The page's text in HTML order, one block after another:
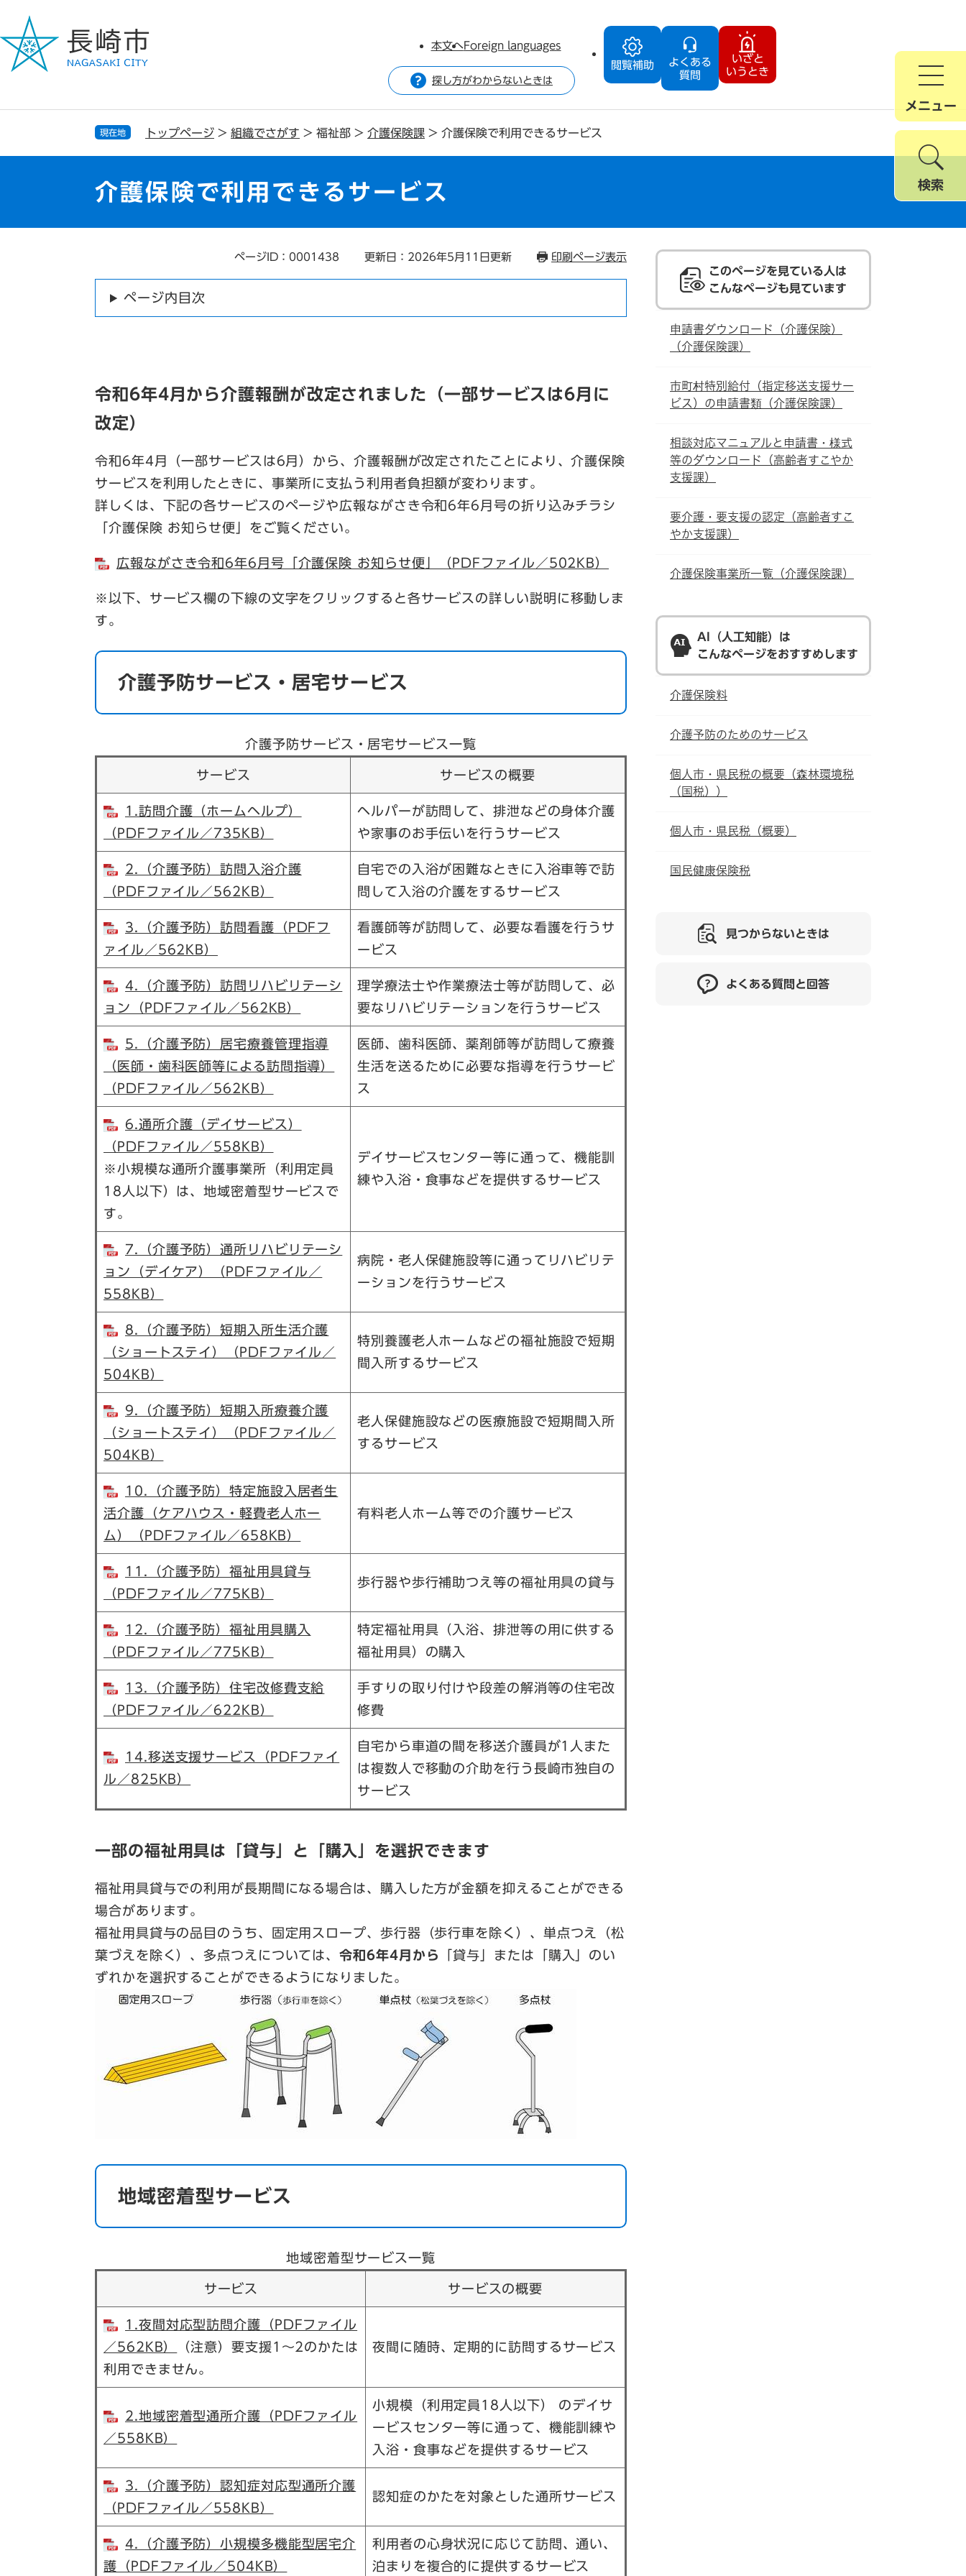
ジ
で
ュ
ば
閲覧補助
よくある
質問
いざと
いうとき
本文へForeign languages
探し方がわからないときは
メニュー
検索
現在地 トップページ > 組織でさがす > 福祉部 > 介護保険課 > 介護保険で利用できるサービス
介護保険で利用できるサービス
ページID：0001438 更新日：2026年5月11日更新 印刷ページ表示
ページ内目次
令和6年4月から介護報酬が改定されました（一部サービスは6月に
改定）
令和6年4月（一部サービスは6月）から、介護報酬が改定されたことにより、介護保険
サービスを利用したときに、事業所に支払う利用者負担額が変わります。
詳しくは、下記の各サービスのページや広報ながさき令和6年6月号の折り込みチラシ
「介護保険 お知らせ便」をご覧ください。
広報ながさき令和6年6月号「介護保険 お知らせ便」（PDFファイル／502KB）
※以下、サービス欄の下線の文字をクリックすると各サービスの詳しい説明に移動しま
す。
介護予防サービス・居宅サービス
介護予防サービス・居宅サービス一覧
サービス サービスの概要
1.訪問介護（ホームヘルプ）
（PDFファイル／735KB）
ヘルパーが訪問して、排泄などの身体介護
や家事のお手伝いを行うサービス
2.（介護予防）訪問入浴介護
（PDFファイル／562KB）
自宅での入浴が困難なときに入浴車等で訪
問して入浴の介護をするサービス
3.（介護予防）訪問看護（PDFフ
ァイル／562KB）
看護師等が訪問して、必要な看護を行うサ
ービス
4.（介護予防）訪問リハビリテーシ
ョン（PDFファイル／562KB）
理学療法士や作業療法士等が訪問して、必
要なリハビリテーションを行うサービス
5.（介護予防）居宅療養管理指導
（医師・歯科医師等による訪問指導）
（PDFファイル／562KB）
医師、歯科医師、薬剤師等が訪問して療養
生活を送るために必要な指導を行うサービ
ス
6.通所介護（デイサービス）
（PDFファイル／558KB）
※小規模な通所介護事業所（利用定員
18人以下）は、地域密着型サービスで
す。
デイサービスセンター等に通って、機能訓
練や入浴・食事などを提供するサービス
7.（介護予防）通所リハビリテーシ
ョン（デイケア）（PDFファイル／
558KB）
病院・老人保健施設等に通ってリハビリテ
ーションを行うサービス
8.（介護予防）短期入所生活介護
（ショートステイ）（PDFファイル／
504KB）
特別養護老人ホームなどの福祉施設で短期
間入所するサービス
9.（介護予防）短期入所療養介護
（ショートステイ）（PDFファイル／
504KB）
老人保健施設などの医療施設で短期間入所
するサービス
10.（介護予防）特定施設入居者生
活介護（ケアハウス・軽費老人ホー
ム）（PDFファイル／658KB）
有料老人ホーム等での介護サービス
11.（介護予防）福祉用具貸与
（PDFファイル／775KB）
歩行器や歩行補助つえ等の福祉用具の貸与
12.（介護予防）福祉用具購入
（PDFファイル／775KB）
特定福祉用具（入浴、排泄等の用に供する
福祉用具）の購入
13.（介護予防）住宅改修費支給
（PDFファイル／622KB）
手すりの取り付けや段差の解消等の住宅改
修費
14.移送支援サービス（PDFファイ
ル／825KB）
自宅から車道の間を移送介護員が1人また
は複数人で移動の介助を行う長崎市独自の
サービス
一部の福祉用具は「貸与」と「購入」を選択できます
福祉用具貸与での利用が長期間になる場合は、購入した方が金額を抑えることができる
場合があります。
福祉用具貸与の品目のうち、固定用スロープ、歩行器（歩行車を除く）、単点つえ（松
葉づえを除く）、多点つえについては、令和6年4月から
「貸与」または「購入」のい
ずれかを選択することができるようになりました。
地域密着型サービス
地域密着型サービス一覧
サービス サービスの概要
1.夜間対応型訪問介護（PDFファイル
／562KB）
（注意）要支援1～2のかたは
利用できません。
夜間に随時、定期的に訪問するサービス
2.地域密着型通所介護（PDFファイル
／558KB）
小規模（利用定員18人以下） のデイサ
ービスセンター等に通って、機能訓練や
入浴・食事などを提供するサービス
3.（介護予防）認知症対応型通所介護
（PDFファイル／558KB）
認知症のかたを対象とした通所サービス
4.（介護予防）小規模多機能型居宅介
護（PDFファイル／504KB）
利用者の心身状況に応じて訪問、通い、
泊まりを複合的に提供するサービス
このページを見ている人は
こんなページも見ています
申請書ダウンロード（介護保険）
（介護保険課）
市町村特別給付（指定移送支援サー
ビス）の申請書類（介護保険課）
相談対応マニュアルと申請書・様式
等のダウンロード（高齢者すこやか
支援課）
要介護・要支援の認定（高齢者すこ
やか支援課）
介護保険事業所一覧（介護保険課）
AI（人工知能）は
こんなページをおすすめします
介護保険料
介護予防のためのサービス
個人市・県民税の概要（森林環境税
（国税））
個人市・県民税（概要）
国民健康保険税
見つからないときは
よくある質問と回答